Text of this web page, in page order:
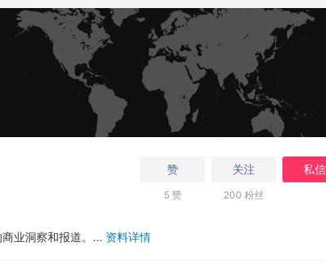
赞 关注 私信
5 赞 200 粉丝
业洞察和报道。... 资料详情